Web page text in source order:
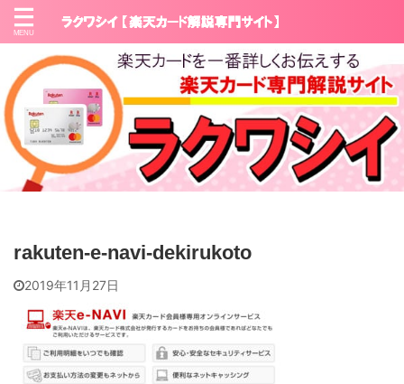
rakuten-e-navi-dekirukoto
2019年11月27日